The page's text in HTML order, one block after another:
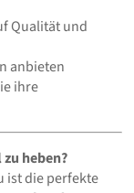
Qualität und
anbieten
ihre
heben?
ist die perfekte